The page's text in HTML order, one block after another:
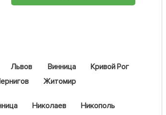
Львов Винница
Кривой Рог
Житомир
Николаев
Никополь